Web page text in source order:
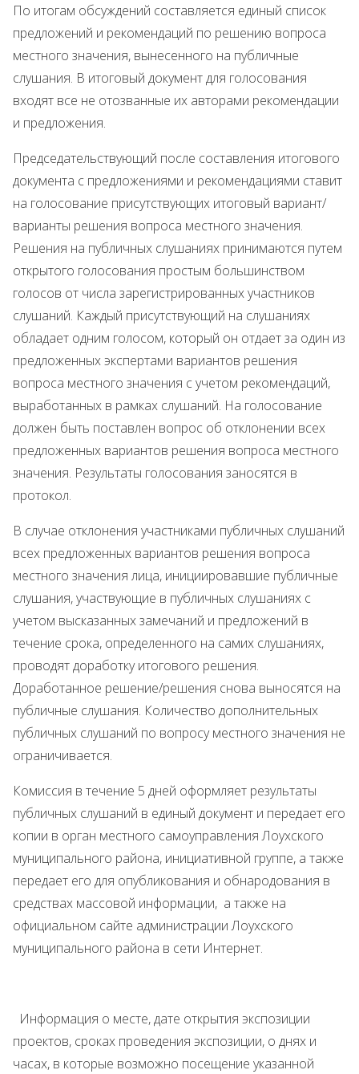
По итогам обсуждений составляется единый список
предложений и рекомендаций по решению вопроса
местного значения, вынесенного на публичные
слушания. В итоговый документ для голосования
входят все не отозванные их авторами рекомендации
и предложения.
Председательствующий после составления итогового
документа с предложениями и рекомендациями ставит
на голосование присутствующих итоговый вариант/
варианты решения вопроса местного значения.
Решения на публичных слушаниях принимаются путем
открытого голосования простым большинством
голосов от числа зарегистрированных участников
слушаний. Каждый присутствующий на слушаниях
обладает одним голосом, который он отдает за один из
предложенных экспертами вариантов решения
вопроса местного значения с учетом рекомендаций,
выработанных в рамках слушаний. На голосование
должен быть поставлен вопрос об отклонении всех
предложенных вариантов решения вопроса местного
значения. Результаты голосования заносятся в
протокол.
В случае отклонения участниками публичных слушаний
всех предложенных вариантов решения вопроса
местного значения лица, инициировавшие публичные
слушания, участвующие в публичных слушаниях с
учетом высказанных замечаний и предложений в
течение срока, определенного на самих слушаниях,
проводят доработку итогового решения.
Доработанное решение/решения снова выносятся на
публичные слушания. Количество дополнительных
публичных слушаний по вопросу местного значения не
ограничивается.
Комиссия в течение 5 дней оформляет результаты
публичных слушаний в единый документ и передает его
копии в орган местного самоуправления Лоухского
муниципального района, инициативной группе, а также
передает его для опубликования и обнародования в
средствах массовой информации, а также на
официальном сайте администрации Лоухского
муниципального района в сети Интернет.
Информация о месте, дате открытия экспозиции
проектов, сроках проведения экспозиции, о днях и
часах, в которые возможно посещение указанной